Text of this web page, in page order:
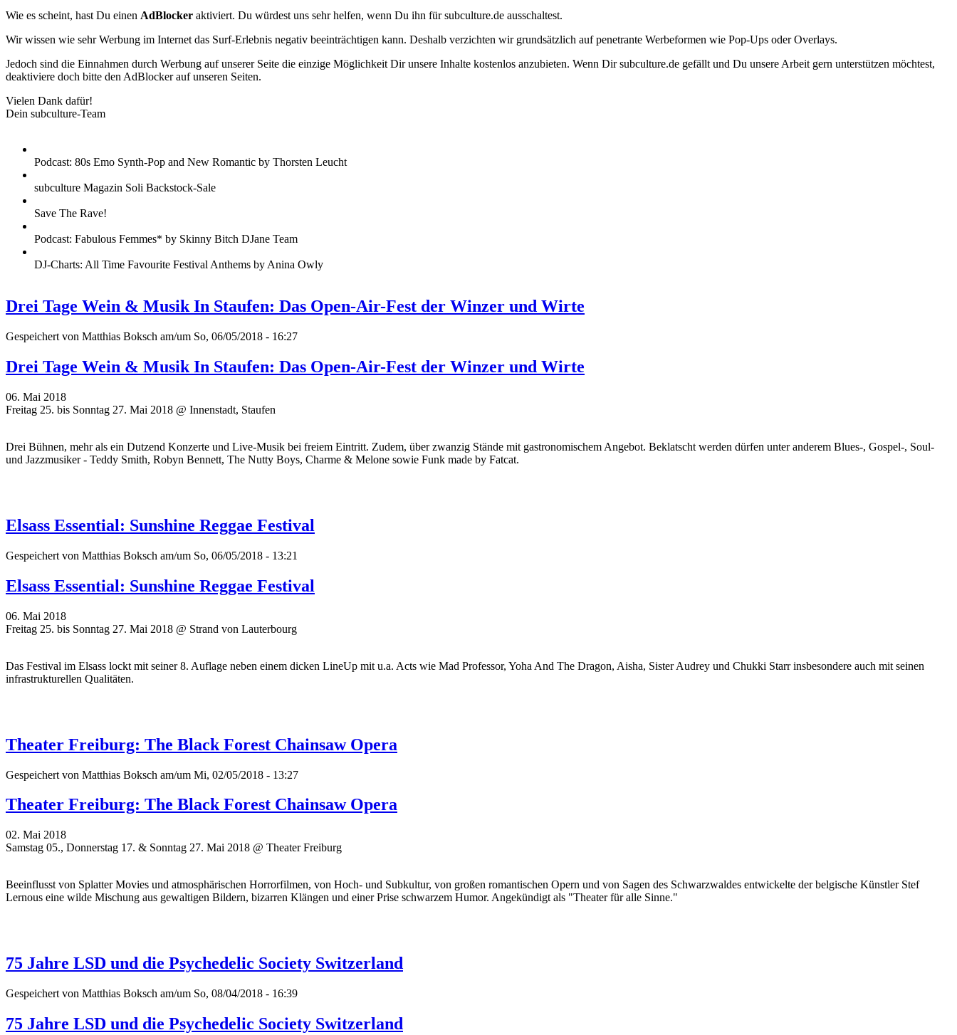
Wie es scheint, hast Du einen AdBlocker aktiviert. Du würdest uns sehr helfen, wenn Du ihn für subculture.de ausschaltest.
Wir wissen wie sehr Werbung im Internet das Surf-Erlebnis negativ beeinträchtigen kann. Deshalb verzichten wir grundsätzlich auf penetrante Werbeformen wie Pop-Ups oder Overlays.
Jedoch sind die Einnahmen durch Werbung auf unserer Seite die einzige Möglichkeit Dir unsere Inhalte kostenlos anzubieten. Wenn Dir subculture.de gefällt und Du unsere Arbeit gern unterstützen möchtest,
deaktiviere doch bitte den AdBlocker auf unseren Seiten.
Vielen Dank dafür!
Dein subculture-Team
Podcast: 80s Emo Synth-Pop and New Romantic by Thorsten Leucht
subculture Magazin Soli Backstock-Sale
Save The Rave!
Podcast: Fabulous Femmes* by Skinny Bitch DJane Team
DJ-Charts: All Time Favourite Festival Anthems by Anina Owly
Drei Tage Wein & Musik In Staufen: Das Open-Air-Fest der Winzer und Wirte
Gespeichert von Matthias Boksch am/um So, 06/05/2018 - 16:27
Drei Tage Wein & Musik In Staufen: Das Open-Air-Fest der Winzer und Wirte
06. Mai 2018
Freitag 25. bis Sonntag 27. Mai 2018 @ Innenstadt, Staufen
Drei Bühnen, mehr als ein Dutzend Konzerte und Live-Musik bei freiem Eintritt. Zudem, über zwanzig Stände mit gastronomischem Angebot. Beklatscht werden dürfen unter anderem Blues-, Gospel-, Soul-
und Jazzmusiker - Teddy Smith, Robyn Bennett, The Nutty Boys, Charme & Melone sowie Funk made by Fatcat.
Elsass Essential: Sunshine Reggae Festival
Gespeichert von Matthias Boksch am/um So, 06/05/2018 - 13:21
Elsass Essential: Sunshine Reggae Festival
06. Mai 2018
Freitag 25. bis Sonntag 27. Mai 2018 @ Strand von Lauterbourg
Das Festival im Elsass lockt mit seiner 8. Auflage neben einem dicken LineUp mit u.a. Acts wie Mad Professor, Yoha And The Dragon, Aisha, Sister Audrey und Chukki Starr insbesondere auch mit seinen
infrastrukturellen Qualitäten.
Theater Freiburg: The Black Forest Chainsaw Opera
Gespeichert von Matthias Boksch am/um Mi, 02/05/2018 - 13:27
Theater Freiburg: The Black Forest Chainsaw Opera
02. Mai 2018
Samstag 05., Donnerstag 17. & Sonntag 27. Mai 2018 @ Theater Freiburg
Beeinflusst von Splatter Movies und atmosphärischen Horrorfilmen, von Hoch- und Subkultur, von großen romantischen Opern und von Sagen des Schwarzwaldes entwickelte der belgische Künstler Stef
Lernous eine wilde Mischung aus gewaltigen Bildern, bizarren Klängen und einer Prise schwarzem Humor. Angekündigt als "Theater für alle Sinne."
75 Jahre LSD und die Psychedelic Society Switzerland
Gespeichert von Matthias Boksch am/um So, 08/04/2018 - 16:39
75 Jahre LSD und die Psychedelic Society Switzerland